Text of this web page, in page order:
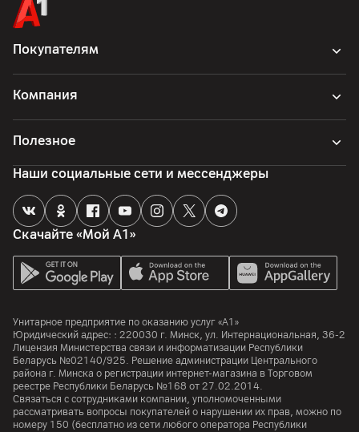
Покупателям
Компания
Полезное
Скачайте «Мой А1»
Наши социальные сети и мессенджеры
Унитарное предприятие по оказанию услуг «А1»
Юридический адрес: : 220030 г. Минск, ул. Интернациональная, 36-2
Лицензия Министерства связи и информатизации Республики
Беларусь №02140/925. Решение администрации Центрального
района г. Минска о регистрации интернет-магазина в Торговом
реестре Республики Беларусь №168 от 27.02.2014.
Связаться с сотрудниками компании, уполномоченными
рассматривать вопросы покупателей о нарушении их прав, можно по
номеру 150 (бесплатно из сети любого оператора Республики